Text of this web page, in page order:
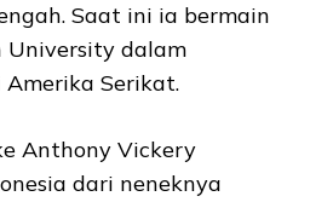
Saat ini ia bermain
University dalam
Serikat.
Anthony Vickery
dari neneknya